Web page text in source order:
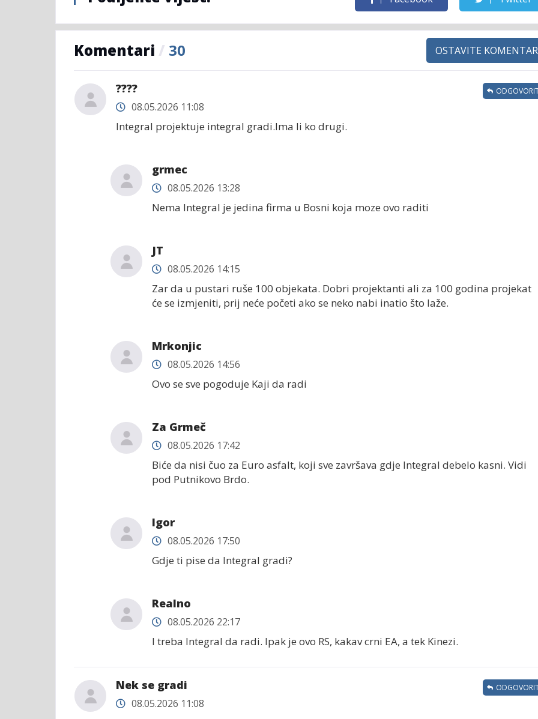
Komentari / 30 OSTAVITE KOMENTAR
????
08.05.2026 11:08
Integral projektuje integral gradi.Ima li ko drugi.
grmec
08.05.2026 13:28
Nema Integral je jedina firma u Bosni koja moze ovo raditi
JT
08.05.2026 14:15
Zar da u pustari ruše 100 objekata. Dobri projektanti ali za 100 godina projekat
će se izmjeniti, prij neće početi ako se neko nabi inatio što laže.
Mrkonjic
08.05.2026 14:56
Ovo se sve pogoduje Kaji da radi
Za Grmeč
08.05.2026 17:42
Biće da nisi čuo za Euro asfalt, koji sve završava gdje Integral debelo kasni. Vidi
pod Putnikovo Brdo.
Igor
08.05.2026 17:50
Gdje ti pise da Integral gradi?
Realno
08.05.2026 22:17
I treba Integral da radi. Ipak je ovo RS, kakav crni EA, a tek Kinezi.
Nek se gradi
08.05.2026 11:08